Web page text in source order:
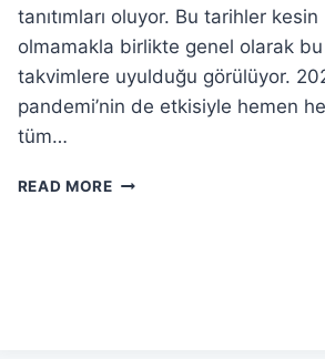
tanıtımları oluyor. Bu tarihler kesin
olmamakla birlikte genel olarak bu
takvimlere uyulduğu görülüyor.
pandemi’nin de etkisiyle hemen
tüm…
READ MOREAPPLE’IN